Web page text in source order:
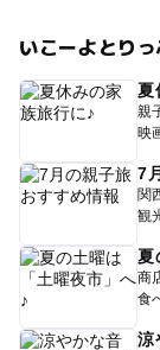
いこーよとり
夏
親
映
7
関
観
夏
商
食
涼